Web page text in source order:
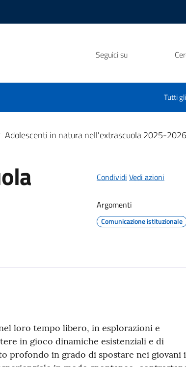
Seguici su
Tutti
Adolescenti in natura nell'extrascuola 2025-2026
Condividi Vedi azioni
Argomenti
Comunicazione istituzionale
loro tempo libero, in esplorazioni e
in gioco dinamiche esistenziali e di
profondo in grado di spostare nei giovani